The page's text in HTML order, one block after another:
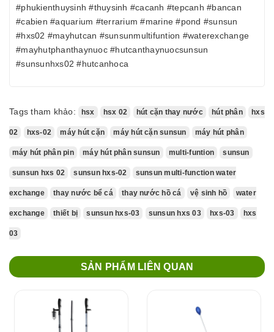
#phukienthuysinh #thuysinh #cacanh #tepcanh #bancan
#cabien #aquarium #terrarium #marine #pond #sunsun
#hxs02 #mayhutcan #sunsunmultifuntion #waterexchange
#mayhutphanthaynuoc #hutcanthaynuocsunsun
#sunsunhxs02 #hutcanhoca
Tags tham khảo: hsx hsx 02 hút cặn thay nước hút phân hxs
02 hxs-02 máy hút cặn máy hút cặn sunsun máy hút phân
máy hút phân pin máy hút phân sunsun multi-funtion sunsun
sunsun hxs 02 sunsun hxs-02 sunsun multi-function water
exchange thay nước bể cá thay nước hồ cá vệ sinh hồ water
exchange thiết bị sunsun hxs-03 sunsun hxs 03 hxs-03 hxs
03
SẢN PHẨM LIÊN QUAN